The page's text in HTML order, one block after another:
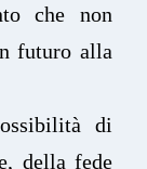
che non
futuro alla
di
della fede